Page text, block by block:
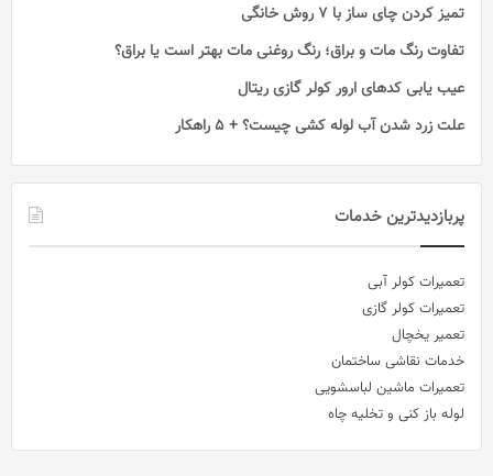
تمیز کردن چای ساز با ۷ روش خانگی
تفاوت رنگ مات و براق؛ رنگ روغنی مات بهتر است یا براق؟
عیب یابی کدهای ارور کولر گازی ریتال
علت زرد شدن آب لوله کشی چیست؟ + 5 راهکار
پربازدیدترین خدمات
تعمیرات کولر آبی
تعمیرات کولر گازی
تعمیر یخچال
خدمات نقاشی ساختمان
تعمیرات ماشین لباسشویی
لوله باز کنی و تخلیه چاه